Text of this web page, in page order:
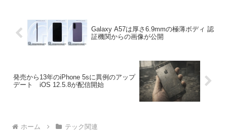
Galaxy A57は厚さ6.9mmの極薄ボディ 認
証機関からの画像が公開
発売から13年のiPhone 5sに異例のアップ
デート iOS 12.5.8が配信開始
ホーム テック関連